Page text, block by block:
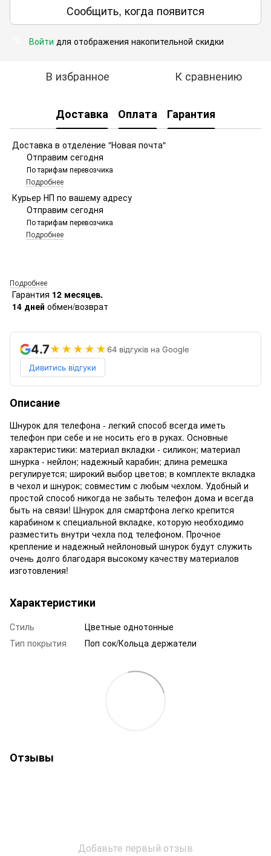
Сообщить, когда появится
Войти для отображения накопительной скидки
В избранное К сравнению
Доставка Оплата Гарантия
Доставка в отделение "Новая почта"
Отправим сегодня
По тарифам перевозчика
Подробнее
Курьер НП по вашему адресу
Отправим сегодня
По тарифам перевозчика
Подробнее
Подробнее
Гарантия 12 месяцев.
14 дней обмен/возврат
4.7★★★★★64 відгуків на Google
Дивитись відгуки
Описание
Шнурок для телефона - легкий способ всегда иметь
телефон при себе и не носить его в руках. Основные
характеристики: материал вкладки - силикон; материал
шнурка - нейлон; надежный карабин; длина ремешка
регулируется; широкий выбор цветов; в комплекте вкладка
в чехол и шнурок; совместим с любым чехлом. Удобный и
простой способ никогда не забыть телефон дома и всегда
быть на связи! Шнурок для смартфона легко крепится
карабином к специальной вкладке, которую необходимо
разместить внутри чехла под телефоном. Прочное
крепление и надежный нейлоновый шнурок будут служить
очень долго благодаря высокому качеству материалов
изготовления!
Характеристики
Стиль
Цветные однотонные
Тип покрытия
Поп сок/Кольца держатели
Отзывы
Добавьте первый отзыв